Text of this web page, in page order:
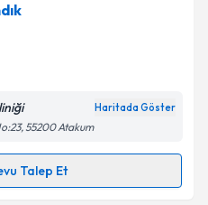
posta ile bilgilendireceğiz.
ilişkinAydınlatma
verilerimin belirtilen
kabul ediyorum.
Haritada Göster
55200 Atakum
Talep Et